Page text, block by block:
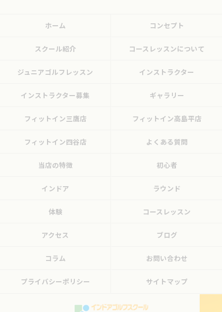
ホーム コンセプト
スクール紹介 コースレッスンについて
ジュニアゴルフレッスン インストラクター
インストラクター募集 ギャラリー
フィットイン三鷹店 フィットイン高島平店
フィットイン四谷店 よくある質問
当店の特徴 初心者
インドア ラウンド
体験 コースレッスン
アクセス ブログ
コラム お問い合わせ
プライバシーポリシー サイトマップ